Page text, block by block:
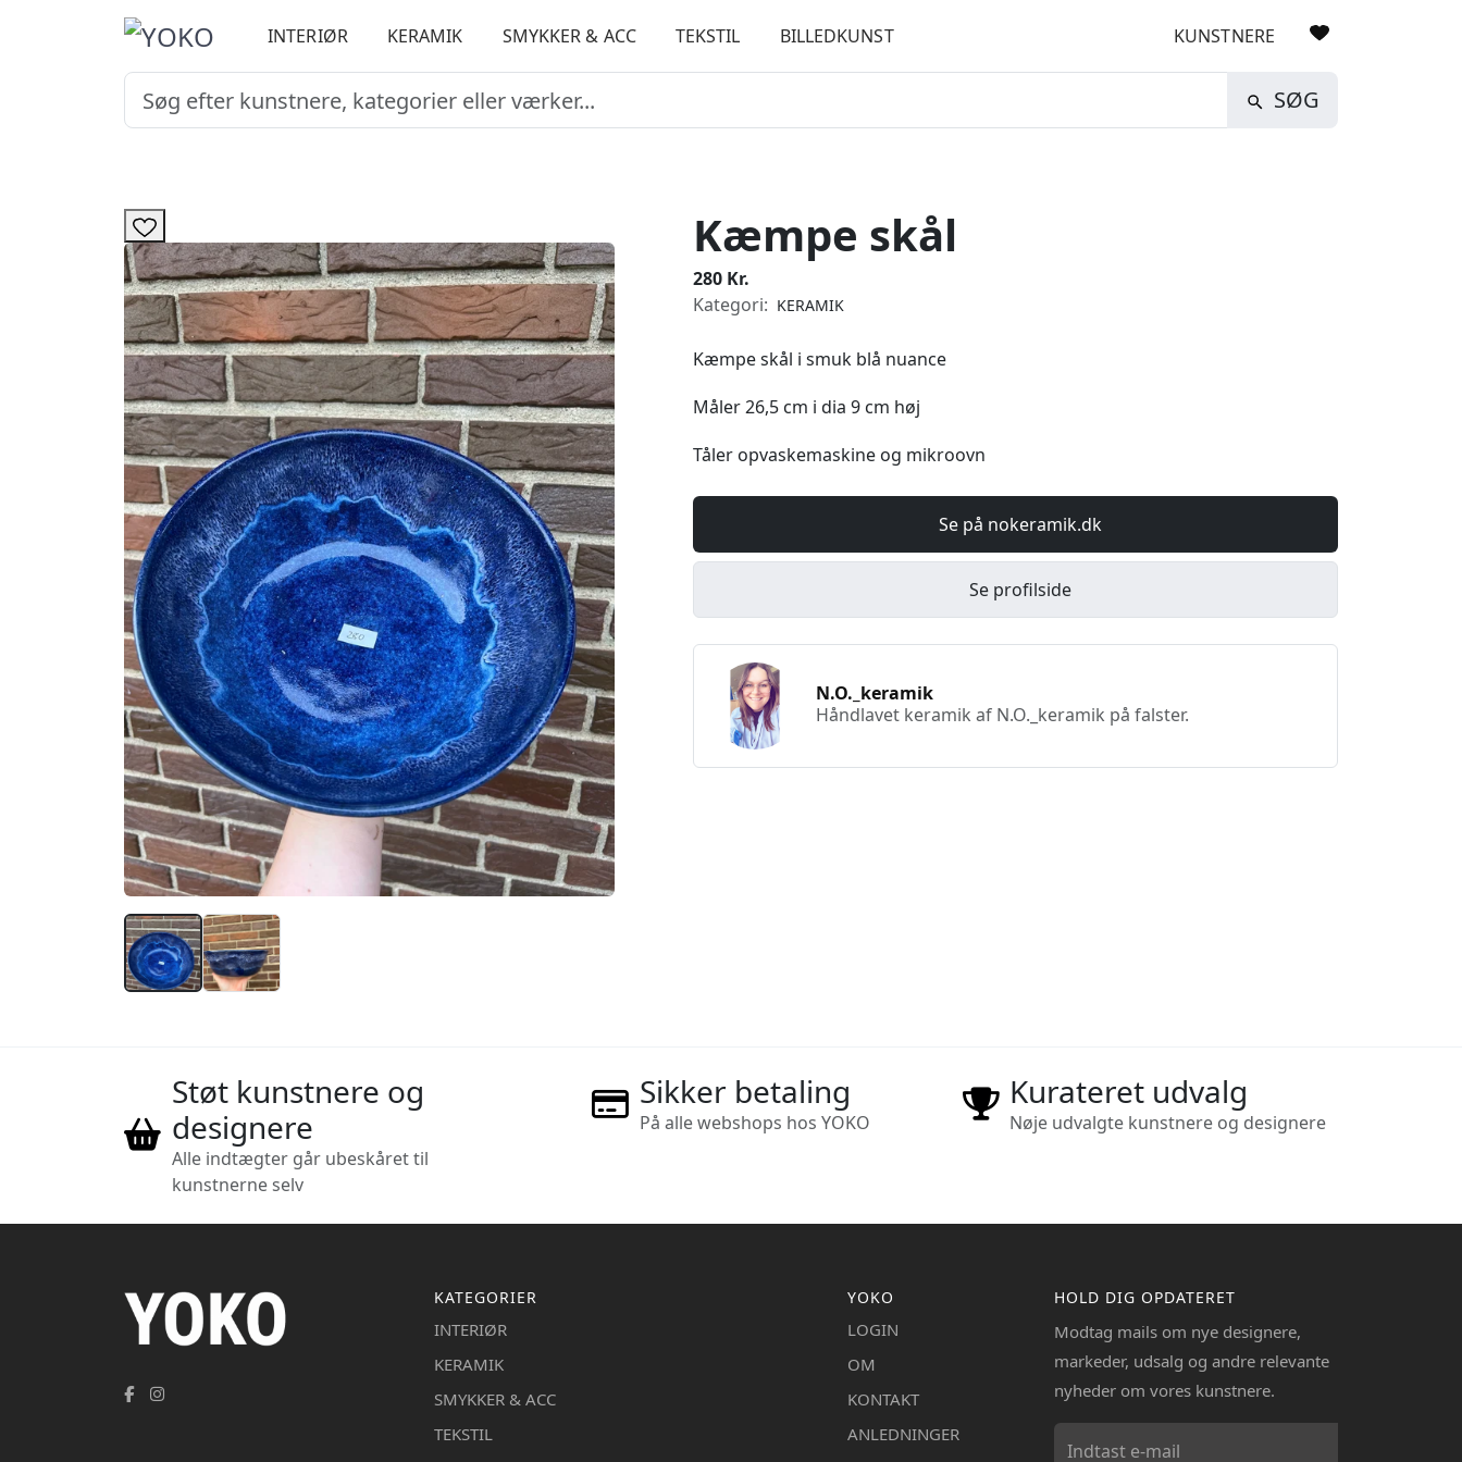
INTERIØR KERAMIK SMYKKER & ACC TEKSTIL BILLEDKUNST KUNSTNERE
SØG
Kæmpe skål
280 Kr.
Kategori: KERAMIK
Kæmpe skål i smuk blå nuance
Måler 26,5 cm i dia 9 cm høj
Tåler opvaskemaskine og mikroovn
Se på nokeramik.dk
Se profilside
N.O._keramik
Håndlavet keramik af N.O._keramik på falster.
Støt kunstnere og
designere
Alle indtægter går ubeskåret til
kunstnerne selv
Sikker betaling
På alle webshops hos YOKO
Kurateret udvalg
Nøje udvalgte kunstnere og designere
KATEGORIER
INTERIØR
KERAMIK
SMYKKER & ACC
TEKSTIL
YOKO
LOGIN
OM
KONTAKT
ANLEDNINGER
HOLD DIG OPDATERET
Modtag mails om nye designere,
markeder, udsalg og andre relevante
nyheder om vores kunstnere.